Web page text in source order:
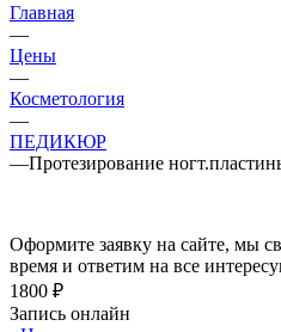
Главная
—
Цены
—
Косметология
—
ПЕДИКЮР
—Протезирование
Оформите заявку на сайте, мы
время и ответим на все
1800 ₽
Запись онлайн